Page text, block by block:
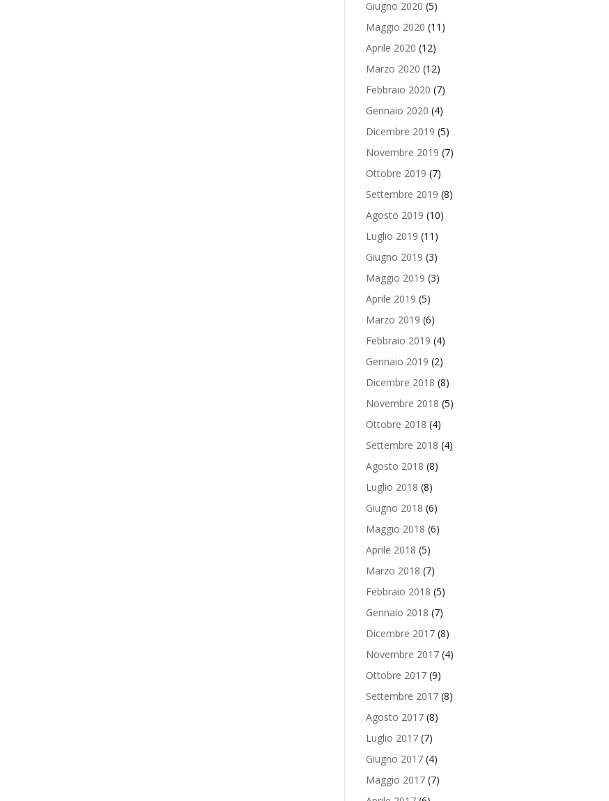
Giugno 2020 (5)
Maggio 2020 (11)
Aprile 2020 (12)
Marzo 2020 (12)
Febbraio 2020 (7)
Gennaio 2020 (4)
Dicembre 2019 (5)
Novembre 2019 (7)
Ottobre 2019 (7)
Settembre 2019 (8)
Agosto 2019 (10)
Luglio 2019 (11)
Giugno 2019 (3)
Maggio 2019 (3)
Aprile 2019 (5)
Marzo 2019 (6)
Febbraio 2019 (4)
Gennaio 2019 (2)
Dicembre 2018 (8)
Novembre 2018 (5)
Ottobre 2018 (4)
Settembre 2018 (4)
Agosto 2018 (8)
Luglio 2018 (8)
Giugno 2018 (6)
Maggio 2018 (6)
Aprile 2018 (5)
Marzo 2018 (7)
Febbraio 2018 (5)
Gennaio 2018 (7)
Dicembre 2017(8)
Novembre 2017(4)
Ottobre 2017(9)
Settembre 2017(8)
Agosto 2017(8)
Luglio 2017(7)
Giugno 2017(4)
Maggio 2017(7)